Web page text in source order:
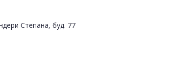
Степана, буд. 77